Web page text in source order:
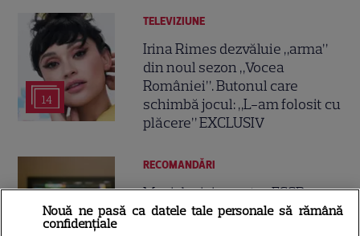
14
TELEVIZIUNE
Irina Rimes dezvăluie „arma”
din noul sezon „Vocea
României”. Butonul care
schimbă jocul: „L-am folosit cu
plăcere” EXCLUSIV
RECOMANDĂRI
Meci decisiv pentru FCSB cu
FK Auda! Anunțul important
Nouă ne pasă ca datele tale personale să rămână
confidențiale